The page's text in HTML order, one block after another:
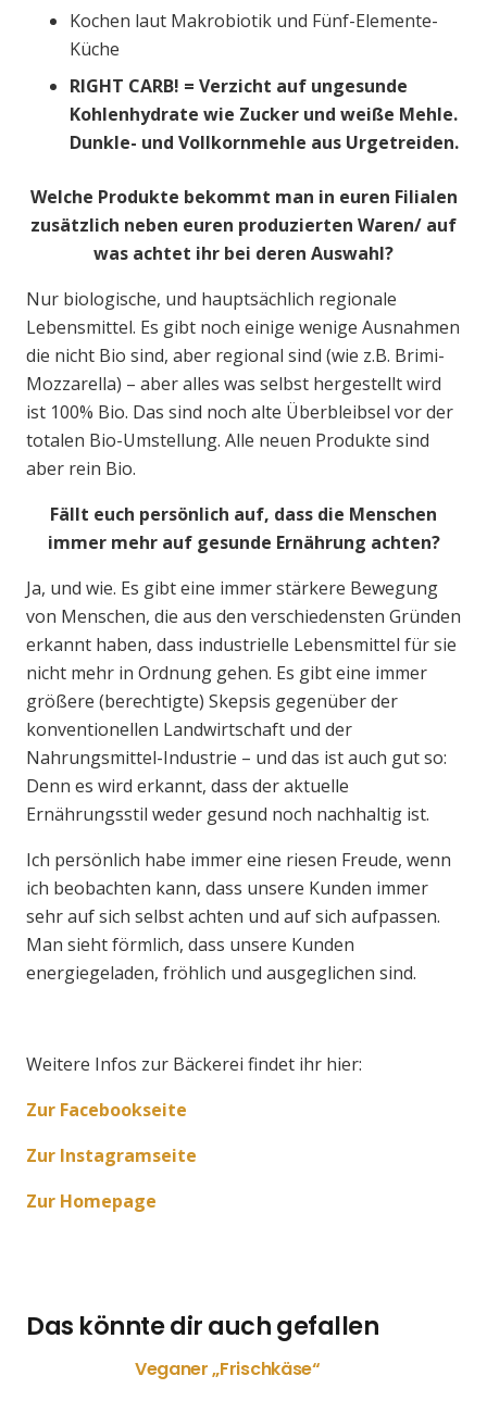
Kochen laut Makrobiotik und Fünf-Elemente-
Küche
RIGHT CARB! = Verzicht auf ungesunde
Kohlenhydrate wie Zucker und weiße Mehle.
Dunkle- und Vollkornmehle aus Urgetreiden.
Welche Produkte bekommt man in euren Filialen
zusätzlich neben euren produzierten Waren/ auf
was achtet ihr bei deren Auswahl?
Nur biologische, und hauptsächlich regionale
Lebensmittel. Es gibt noch einige wenige Ausnahmen
die nicht Bio sind, aber regional sind (wie z.B. Brimi-
Mozzarella) – aber alles was selbst hergestellt wird
ist 100% Bio. Das sind noch alte Überbleibsel vor der
totalen Bio-Umstellung. Alle neuen Produkte sind
aber rein Bio.
Fällt euch persönlich auf, dass die Menschen
immer mehr auf gesunde Ernährung achten?
Ja, und wie. Es gibt eine immer stärkere Bewegung
von Menschen, die aus den verschiedensten Gründen
erkannt haben, dass industrielle Lebensmittel für sie
nicht mehr in Ordnung gehen. Es gibt eine immer
größere (berechtigte) Skepsis gegenüber der
konventionellen Landwirtschaft und der
Nahrungsmittel-Industrie – und das ist auch gut so:
Denn es wird erkannt, dass der aktuelle
Ernährungsstil weder gesund noch nachhaltig ist.
Ich persönlich habe immer eine riesen Freude, wenn
ich beobachten kann, dass unsere Kunden immer
sehr auf sich selbst achten und auf sich aufpassen.
Man sieht förmlich, dass unsere Kunden
energiegeladen, fröhlich und ausgeglichen sind.
Weitere Infos zur Bäckerei findet ihr hier:
Zur Facebookseite
Zur Instagramseite
Zur Homepage
Das könnte dir auch gefallen
Veganer „Frischkäse“